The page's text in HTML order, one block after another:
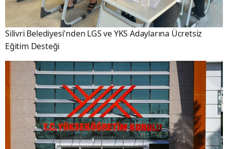
Silivri Belediyesi'nden LGS ve YKS Adaylarına Ücretsiz
Eğitim Desteği